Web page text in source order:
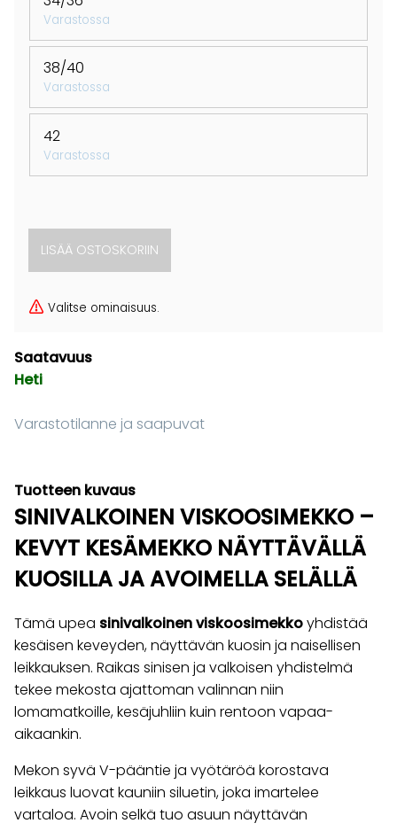
Varastossa
38/40
Varastossa
42
Varastossa
Valitse ominaisuus.
Saatavuus
Heti
Varastotilanne ja saapuvat
Tuotteen kuvaus
SINIVALKOINEN VISKOOSIMEKKO –
KEVYT KESÄMEKKO NÄYTTÄVÄLLÄ
KUOSILLA JA AVOIMELLA SELÄLLÄ
Tämä upea sinivalkoinen viskoosimekkoyhdistää
kesäisen keveyden, näyttävän kuosin ja naisellisen
leikkauksen. Raikas sinisen ja valkoisen yhdistelmä
tekee mekosta ajattoman valinnan niin
lomamatkoille, kesäjuhliin kuin rentoon vapaa-
aikaankin.
Mekon syvä V-pääntie ja vyötäröä korostava
leikkaus luovat kauniin siluetin, joka imartelee
vartaloa. Avoin selkä tuo asuun näyttävän